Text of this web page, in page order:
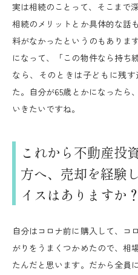
実は相続のことって、そこまで
相続のメリットとか具体的な話
料がなかったというのもありま
になって、「この物件なら持ち
なら、そのときは子どもに残
た。自分が65歳とかになったら
いきたいですね。
これから不動産投
方へ、売却を経験
イスはありますか？
自分はコロナ前に購入して、コ
がりをうまくつかめたので、相
たんだと思います。だから全員